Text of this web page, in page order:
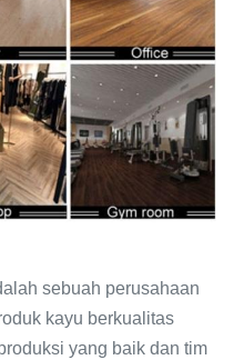
sebuah perusahaan
kayu berkualitas
yang baik dan tim